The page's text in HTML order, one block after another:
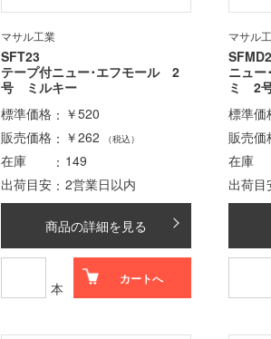
マサル工業
SFT23
テープ付ニュー･エフモール 2
号 ミルキー
標準価格
￥520
販売価格
￥262 （税込）
在庫
149
出荷目安
2営業日以内
商品の詳細を見る
本
カートへ
マサル
ニュ
ミ 2
標準価
販売価
在庫
出荷目